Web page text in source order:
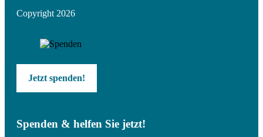
Copyright 2026
Jetzt spenden!
Spenden & helfen Sie jetzt!